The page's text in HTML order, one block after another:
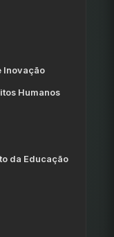
Inovação
Humanos
da Educação